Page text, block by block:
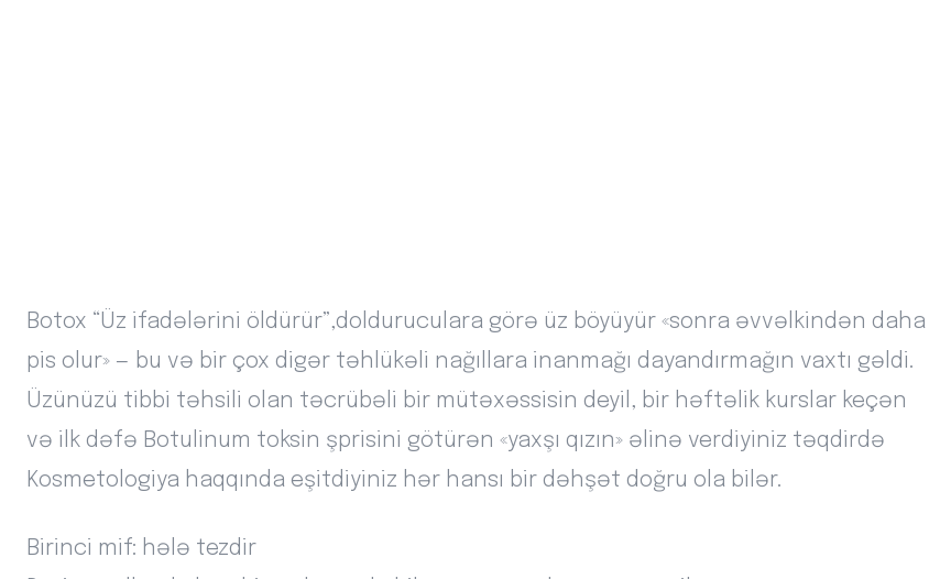
Botox “Üz ifadələrini öldürür”,dolduruculara görə üz böyüyür «sonra əvvəlkindən daha
pis olur» — bu və bir çox digər təhlükəli nağıllara inanmağı dayandırmağın vaxtı gəldi.
Üzünüzü tibbi təhsili olan təcrübəli bir mütəxəssisin deyil, bir həftəlik kurslar keçən
və ilk dəfə Botulinum toksin şprisini götürən «yaxşı qızın» əlinə verdiyiniz təqdirdə
Kosmetologiya haqqında eşitdiyiniz hər hansı bir dəhşət doğru ola bilər.
Birinci mif: hələ tezdir